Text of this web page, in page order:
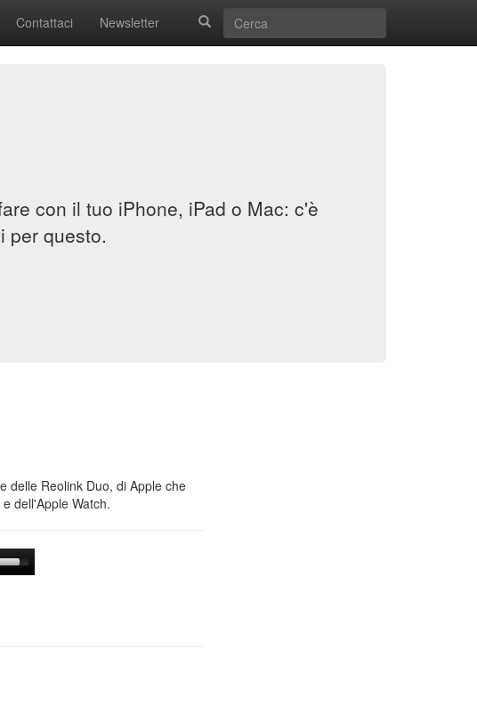
Contattaci Newsletter
con il tuo iPhone, iPad o Mac: c'è
per questo.
delle Reolink Duo, di Apple che
dell'Apple Watch.